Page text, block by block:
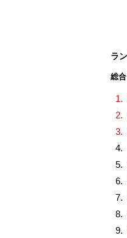
ラ
総合
1.
2.
3.
4.
5.
6.
7.
8.
9.